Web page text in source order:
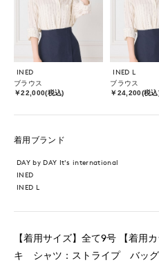
INED
ブラウス
￥22,000(税込)
INED L
ブラウス
￥24,200(税込
着用ブランド
DAY by DAY It's international
INED
INED L
【着用サイズ】全て9号 【着用
キ シャツ：ストライプ バッグ